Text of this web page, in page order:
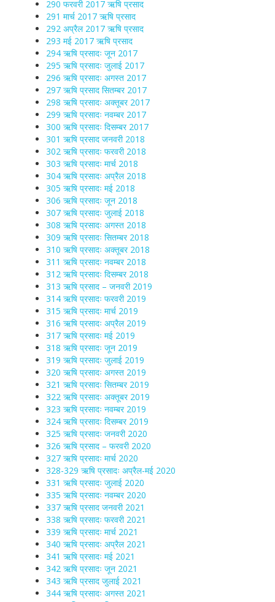
290 फरवरी 2017 ऋषि प्रसाद
291 मार्च 2017 ऋषि प्रसाद
292 अप्रैल 2017 ऋषि प्रसाद
293 मई 2017 ऋषि प्रसाद
294 ऋषि प्रसादः जून 2017
295 ऋषि प्रसादः जुलाई 2017
296 ऋषि प्रसादः अगस्त 2017
297 ऋषि प्रसाद सितम्बर 2017
298 ऋषि प्रसादः अक्तूबर 2017
299 ऋषि प्रसादः नवम्बर 2017
300 ऋषि प्रसादः दिसम्बर 2017
301 ऋषि प्रसाद जनवरी 2018
302 ऋषि प्रसादः फरवरी 2018
303 ऋषि प्रसादः मार्च 2018
304 ऋषि प्रसादः अप्रैल 2018
305 ऋषि प्रसादः मई 2018
306 ऋषि प्रसादः जून 2018
307 ऋषि प्रसादः जुलाई 2018
308 ऋषि प्रसादः अगस्त 2018
309 ऋषि प्रसादः सितम्बर 2018
310 ऋषि प्रसादः अक्तूबर 2018
311 ऋषि प्रसादः नवम्बर 2018
312 ऋषि प्रसादः दिसम्बर 2018
313 ऋषि प्रसाद – जनवरी 2019
314 ऋषि प्रसादः फरवरी 2019
315 ऋषि प्रसादः मार्च 2019
316 ऋषि प्रसादः अप्रैल 2019
317 ऋषि प्रसादः मई 2019
318 ऋषि प्रसादः जून 2019
319 ऋषि प्रसादः जुलाई 2019
320 ऋषि प्रसादः अगस्त 2019
321 ऋषि प्रसादः सितम्बर 2019
322 ऋषि प्रसादः अक्तूबर 2019
323 ऋषि प्रसादः नवम्बर 2019
324 ऋषि प्रसादः दिसम्बर 2019
325 ऋषि प्रसादः जनवरी 2020
326 ऋषि प्रसाद – फरवरी 2020
327 ऋषि प्रसादः मार्च 2020
328-329 ऋषि प्रसादः अप्रैल-मई 2020
331 ऋषि प्रसादः जुलाई 2020
335 ऋषि प्रसादः नवम्बर 2020
337 ऋषि प्रसाद जनवरी 2021
338 ऋषि प्रसादः फरवरी 2021
339 ऋषि प्रसादः मार्च 2021
340 ऋषि प्रसादः अप्रैल 2021
341 ऋषि प्रसादः मई 2021
342 ऋषि प्रसादः जून 2021
343 ऋषि प्रसाद जुलाई 2021
344 ऋषि प्रसादः अगस्त 2021